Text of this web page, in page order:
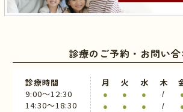
診療のご予約・お問い
診療時間
9:00〜12:30
14:30〜18:30
月
●
●
火
●
●
水
●
●
木
/
/